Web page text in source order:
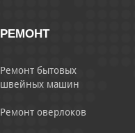
РЕМОНТ
Ремонт бытовых
швейных машин
Ремонт оверлоков